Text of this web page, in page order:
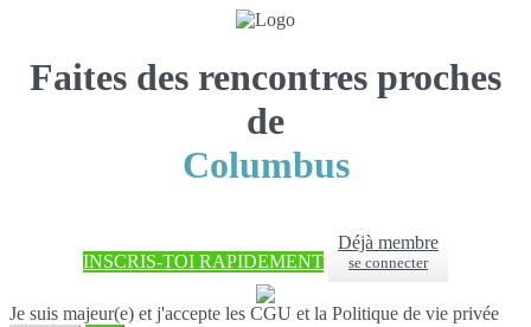
Faites des rencontres proches
de
Columbus
INSCRIS-TOI RAPIDEMENT
Déjà membre
se connecter
Je suis majeur(e) et j'accepte les CGU et la Politique de vie privée